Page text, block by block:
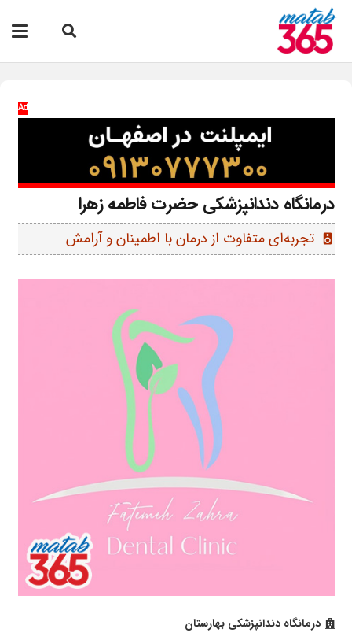
Ad
درمانگاه دندانپزشکی حضرت فاطمه زهرا
speaker تجربه‌ای متفاوت از درمان با اطمینان و آرامش
درمانگاه دندانپزشکی بهارستان